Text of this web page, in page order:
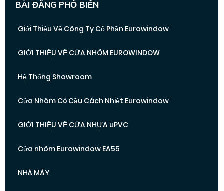
BÀI ĐĂNG PHỔ BIẾN
Giới Thiệu Về Công Ty Cổ Phần Eurowindow
GIỚI THIỆU VỀ CỬA NHÔM EUROWINDOW
Hệ Thống Showroom
Cửa Nhôm Có Cầu Cách Nhiệt Eurowindow
GIỚI THIỆU VỀ CỬA NHỰA uPVC
Cửa nhôm Eurowindow EA55
NHÀ MÁY